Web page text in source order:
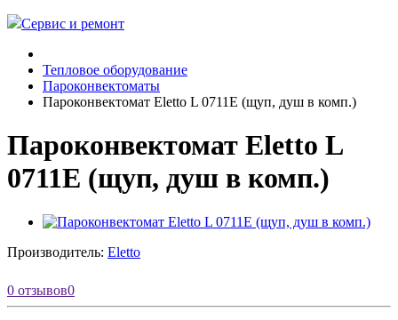
Сервис и ремонт
Тепловое оборудование
Пароконвектоматы
Пароконвектомат Eletto L 0711E (щуп, душ в комп.)
Пароконвектомат Eletto L
0711E (щуп, душ в комп.)
Производитель: Eletto
0 отзывов0